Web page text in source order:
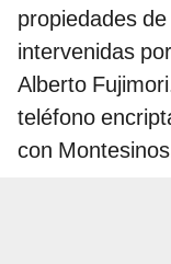
propiedades
intervenidas
Alberto
teléfono
con